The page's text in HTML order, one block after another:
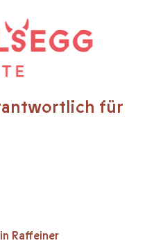
für
Raffeiner